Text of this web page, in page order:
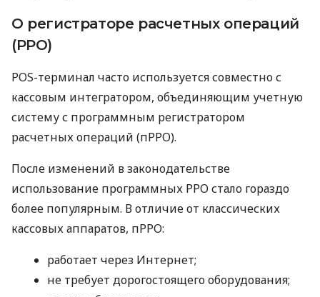
О регистраторе расчетных операций
(РРО)
POS-терминал часто используется совместно с
кассовым интегратором, объединяющим учетную
систему с программным регистратором
расчетных операций (пРРО).
После изменений в законодательстве
использование программных РРО стало гораздо
более популярным. В отличие от классических
кассовых аппаратов, пРРО:
работает через Интернет;
не требует дорогостоящего оборудования;